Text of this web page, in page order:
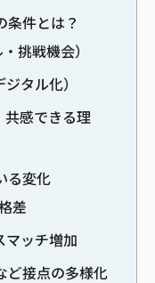
条件とは？
挑戦機会）
タル化）
共感できる理
る変化
差
マッチ増加
ど接点の多様化